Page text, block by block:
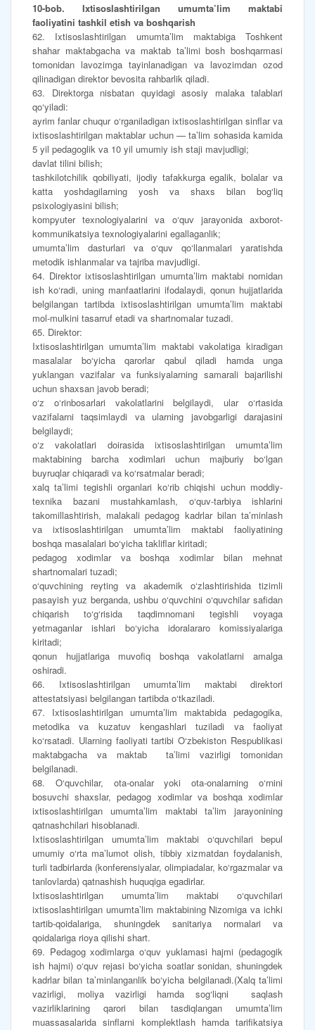
10-bob. Ixtisoslashtirilgan umumta’lim maktabi
faoliyatini tashkil etish va boshqarish
62. Ixtisoslashtirilgan umumta’lim maktabiga Toshkent
shahar maktabgacha va maktab ta’limi bosh boshqarmasi
tomonidan lavozimga tayinlanadigan va lavozimdan ozod
qilinadigan direktor bevosita rahbarlik qiladi.
63. Direktorga nisbatan quyidagi asosiy malaka talablari
qo‘yiladi:
ayrim fanlar chuqur o‘rganiladigan ixtisoslashtirilgan sinflar va
ixtisoslashtirilgan maktablar uchun — ta’lim sohasida kamida
5 yil pedagoglik va 10 yil umumiy ish staji mavjudligi;
davlat tilini bilish;
tashkilotchilik qobiliyati, ijodiy tafakkurga egalik, bolalar va
katta yoshdagilarning yosh va shaxs bilan bog‘liq
psixologiyasini bilish;
kompyuter texnologiyalarini va o‘quv jarayonida axborot-
kommunikatsiya texnologiyalarini egallaganlik;
umumta’lim dasturlari va o‘quv qo‘llanmalari yaratishda
metodik ishlanmalar va tajriba mavjudligi.
64. Direktor ixtisoslashtirilgan umumta’lim maktabi nomidan
ish ko‘radi, uning manfaatlarini ifodalaydi, qonun hujjatlarida
belgilangan tartibda ixtisoslashtirilgan umumta’lim maktabi
mol-mulkini tasarruf etadi va shartnomalar tuzadi.
65. Direktor:
Ixtisoslashtirilgan umumta’lim maktabi vakolatiga kiradigan
masalalar bo‘yicha qarorlar qabul qiladi hamda unga
yuklangan vazifalar va funksiyalarning samarali bajarilishi
uchun shaxsan javob beradi;
o‘z o‘rinbosarlari vakolatlarini belgilaydi, ular o‘rtasida
vazifalarni taqsimlaydi va ularning javobgarligi darajasini
belgilaydi;
o‘z vakolatlari doirasida ixtisoslashtirilgan umumta’lim
maktabining barcha xodimlari uchun majburiy bo‘lgan
buyruqlar chiqaradi va ko‘rsatmalar beradi;
xalq ta’limi tegishli organlari ko‘rib chiqishi uchun moddiy-
texnika bazani mustahkamlash, o‘quv-tarbiya ishlarini
takomillashtirish, malakali pedagog kadrlar bilan ta’minlash
va ixtisoslashtirilgan umumta’lim maktabi faoliyatining
boshqa masalalari bo‘yicha takliflar kiritadi;
pedagog xodimlar va boshqa xodimlar bilan mehnat
shartnomalari tuzadi;
o‘quvchining reyting va akademik o‘zlashtirishida tizimli
pasayish yuz berganda, ushbu o‘quvchini o‘quvchilar safidan
chiqarish to‘g‘risida taqdimnomani tegishli voyaga
yetmaganlar ishlari bo‘yicha idoralararo komissiyalariga
kiritadi;
qonun hujjatlariga muvofiq boshqa vakolatlarni amalga
oshiradi.
66. Ixtisoslashtirilgan umumta’lim maktabi direktori
attestatsiyasi belgilangan tartibda o‘tkaziladi.
67. Ixtisoslashtirilgan umumta’lim maktabida pedagogika,
metodika va kuzatuv kengashlari tuziladi va faoliyat
ko‘rsatadi. Ularning faoliyati tartibi O‘zbekiston Respublikasi
maktabgacha va maktab ta’limi vazirligi tomonidan
belgilanadi.
68. O‘quvchilar, ota-onalar yoki ota-onalarning o‘rnini
bosuvchi shaxslar, pedagog xodimlar va boshqa xodimlar
ixtisoslashtirilgan umumta’lim maktabi ta’lim jarayonining
qatnashchilari hisoblanadi.
Ixtisoslashtirilgan umumta’lim maktabi o‘quvchilari bepul
umumiy o‘rta ma’lumot olish, tibbiy xizmatdan foydalanish,
turli tadbirlarda (konferensiyalar, olimpiadalar, ko‘rgazmalar va
tanlovlarda) qatnashish huquqiga egadirlar.
Ixtisoslashtirilgan umumta’lim maktabi o‘quvchilari
ixtisoslashtirilgan umumta’lim maktabining Nizomiga va ichki
tartib-qoidalariga, shuningdek sanitariya normalari va
qoidalariga rioya qilishi shart.
69. Pedagog xodimlarga o‘quv yuklamasi hajmi (pedagogik
ish hajmi) o‘quv rejasi bo‘yicha soatlar sonidan, shuningdek
kadrlar bilan ta’minlanganlik bo‘yicha belgilanadi.(Xalq ta’limi
vazirligi, moliya vazirligi hamda sog‘liqni saqlash
vazirliklarining qarori bilan tasdiqlangan umumta’lim
muassasalarida sinflarni komplektlash hamda tarifikatsiya